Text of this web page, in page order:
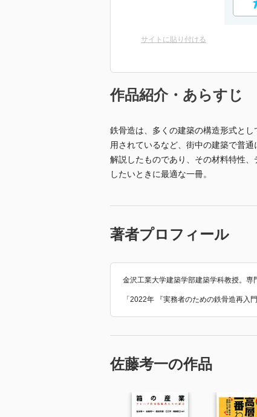
サイトに貼り付ける
作品紹介・あらすじ
鉄骨造は、多くの建築の構造形式と
用されているなど、街中の建築で普
解説したものであり、その材料特性
したいときに最適な一冊。
著者プロフィール
金沢工業大学建築学部建築学科教授。
「2022年 『実務者のための鉄骨造再入
佐藤考一の作品